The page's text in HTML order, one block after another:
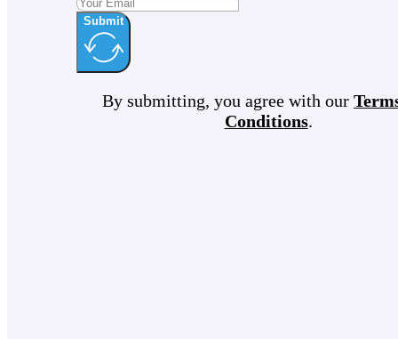
Submit
By submitting, you agree with our
Conditions.